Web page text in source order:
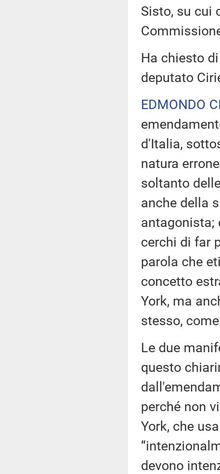
Sisto, su cui
Ha chiesto
deputato
EDMONDO
d'Italia,
natura
soltanto
anche della
antagonista;
cerchi di far
parola che
concetto
York, ma
stesso,
Le due
questo
perché non
York, che
devono